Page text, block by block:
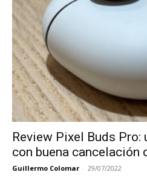
Review Pixel Buds Pro:
con buena cancelación
Guillermo Colomar - 29/07/2022